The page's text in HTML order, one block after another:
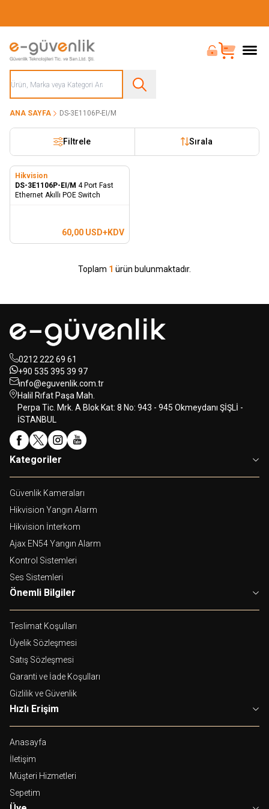
Bayi Girişi
Sepet
ANA SAYFA DS-3E1106P-EI/M
Filtrele Sırala
Hikvision
DS-3E1106P-EI/M 4 Port Fast
Ethernet Akıllı POE Switch
60,00 USD+KDV
Toplam 1 ürün bulunmaktadır.
0212 222 69 61
+90 535 395 39 97
info@eguvenlik.com.tr
Halil Rıfat Paşa Mah.
Perpa Tic. Mrk. A Blok Kat: 8 No: 943 - 945 Okmeydanı ŞİŞLİ -
İSTANBUL
Kategoriler
Güvenlik Kameraları
Hikvision Yangın Alarm
Hikvision İnterkom
Ajax EN54 Yangın Alarm
Kontrol Sistemleri
Ses Sistemleri
Önemli Bilgiler
Teslimat Koşulları
Üyelik Sözleşmesi
Satış Sözleşmesi
Garanti ve İade Koşulları
Gizlilik ve Güvenlik
Hızlı Erişim
Anasayfa
İletişim
Müşteri Hizmetleri
Sepetim